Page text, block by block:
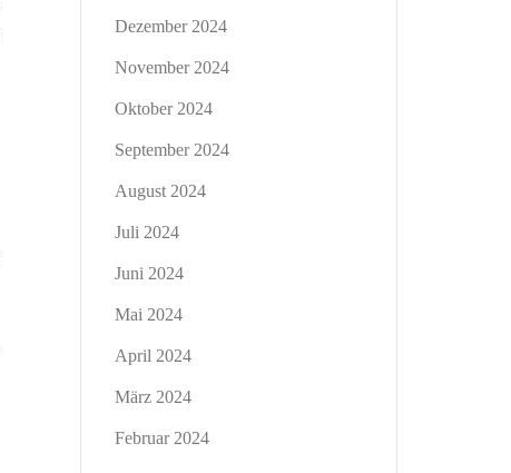
Dezember 2024
November 2024
Oktober 2024
September 2024
August 2024
Juli 2024
Juni 2024
Mai 2024
April 2024
März 2024
Februar 2024